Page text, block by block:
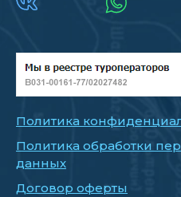
Политика
Политика обработки
данных
Договор оферты